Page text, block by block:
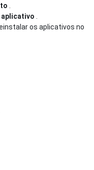
aplicativo
os aplicativos no